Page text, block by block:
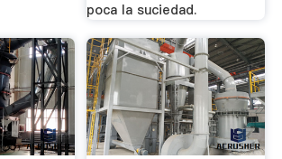
poca la suciedad.